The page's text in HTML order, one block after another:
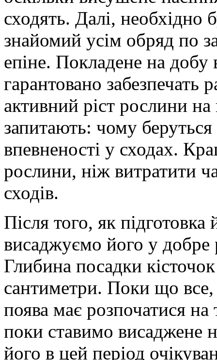
сходять. Далі, необхідно
знайомий усім обряд по
епіне. Покладене на добу
гарантовано забезпечать
активний ріст рослини на
запитають: чому беруться
впевненості у сходах.
рослини, ніж витратити
сходів.
Після того, як
висаджуємо його у добре
Глибина посадки
сантиметри. Поки що все,
поява має розпочатися
поки ставимо висаджене
його в цей період